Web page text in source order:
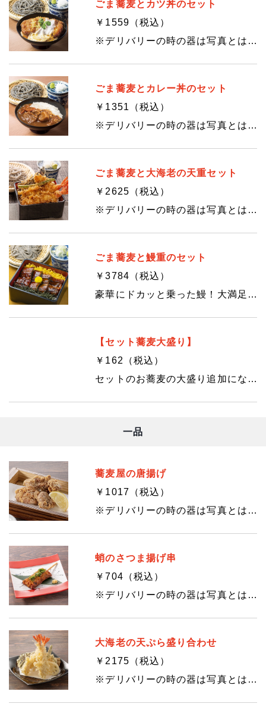
ごま蕎麦とカツ丼のセット
￥1559（税込）
※デリバリーの時の器は写真とは異なります。
ごま蕎麦とカレー丼のセット
￥1351（税込）
※デリバリーの時の器は写真とは異なります。
ごま蕎麦と大海老の天重セット
￥2625（税込）
※デリバリーの時の器は写真とは異なります。
ごま蕎麦と鰻重のセット
￥3784（税込）
豪華にドカッと乗った鰻！大満足の一品。 ※デリバリーの時の器は写真とは異なります。
【セット蕎麦大盛り】
￥162（税込）
セットのお蕎麦の大盛り追加になります。このメニューだけのご注文は承っておりません。
一品
蕎麦屋の唐揚げ
￥1017（税込）
※デリバリーの時の器は写真とは異なります。
蛸のさつま揚げ串
￥704（税込）
※デリバリーの時の器は写真とは異なります。
大海老の天ぷら盛り合わせ
￥2175（税込）
※デリバリーの時の器は写真とは異なります。